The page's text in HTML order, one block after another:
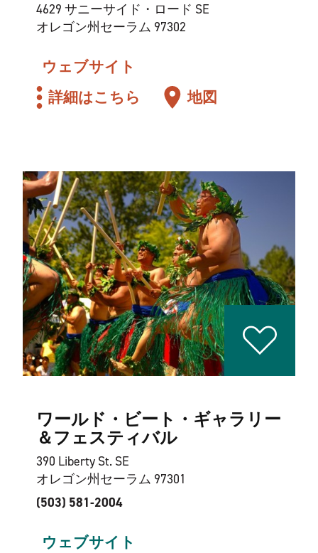
4629 サニーサイド・ロード SE
オレゴン州セーラム 97302
ウェブサイト
詳細はこちら
地図
ワールド・ビート・ギャラリー
＆フェスティバル
390 Liberty St. SE
オレゴン州セーラム 97301
(503) 581-2004
ウェブサイト